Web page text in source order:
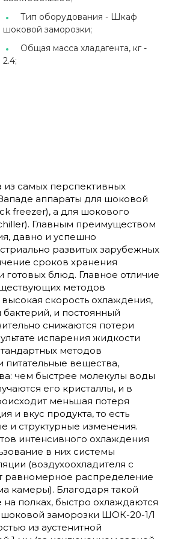
Тип оборудования - Шкаф
шоковой заморозки;
Общая масса хладагента, кг -
2.4;
самых перспективных
аппараты для шоковой
freezer), а для шокового
Главным преимуществом
давно и успешно
развитых зарубежных
сроков хранения
готовых блюд. Главное отличие
методов
скорость охлаждения,
и постоянный
снижаются потери
испарения жидкости
методов
вещества,
чем быстрее молекулы воды
его кристаллы, и в
меньшая потеря
и вкус продукта, то есть
и структурные изменения.
интенсивного охлаждения
в них системы
(воздухоохладителя с
равномерное распределение
камеры). Благодаря такой
полках, быстро охлаждаются
шоковой заморозки ШОК-20-1/1
из аустенитной